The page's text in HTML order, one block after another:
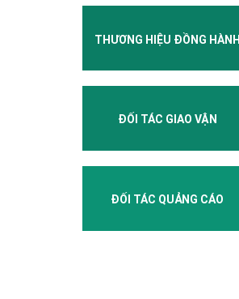
THƯƠNG HIỆU ĐỒNG HÀNH
ĐỐI TÁC GIAO VẬN
ĐỐI TÁC QUẢNG CÁO